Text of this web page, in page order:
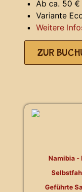
Ab ca. 50 €
Variante
Weitere
ZUR
Namibia -
Geführte